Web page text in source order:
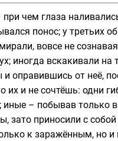
чем глаза
понос; у третьих
вовсе не
иногда вскакивали на
оправившись от неё,
и не сочтёшь: одни
– побывав только
зато приносили с собой
к заражённым, но